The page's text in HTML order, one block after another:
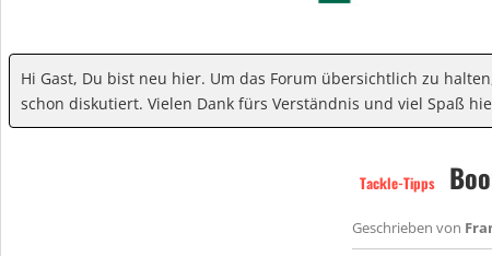
Hi Gast, Du bist neu hier. Um das Forum übersichtlich zu
schon diskutiert. Vielen Dank fürs Verständnis und viel Spaß
Tackle-Tipps
Geschrieben von